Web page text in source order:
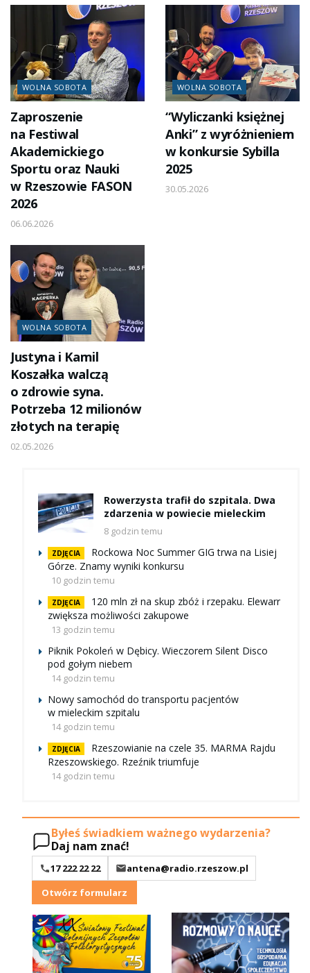
WOLNA SOBOTA
Zaproszenie
na Festiwal
Akademickiego
Sportu oraz Nauki
w Rzeszowie FASON
2026
06.06.2026
WOLNA SOBOTA
“Wyliczanki księżnej
Anki” z wyróżnieniem
w konkursie Sybilla
2025
30.05.2026
WOLNA SOBOTA
Justyna i Kamil
Koszałka walczą
o zdrowie syna.
Potrzeba 12 milionów
złotych na terapię
02.05.2026
Rowerzysta trafił do szpitala. Dwa
zdarzenia w powiecie mieleckim
8 godzin temu
ZDJĘCIA
Rockowa Noc Summer GIG trwa na Lisiej
Górze. Znamy wyniki konkursu
10 godzin temu
ZDJĘCIA
120 mln zł na skup zbóż i rzepaku. Elewarr
zwiększa możliwości zakupowe
13 godzin temu
Piknik Pokoleń w Dębicy. Wieczorem Silent Disco
pod gołym niebem
14 godzin temu
Nowy samochód do transportu pacjentów
w mieleckim szpitalu
14 godzin temu
ZDJĘCIA
Rzeszowianie na czele 35. MARMA Rajdu
Rzeszowskiego. Rzeźnik triumfuje
14 godzin temu
Byłeś świadkiem ważnego wydarzenia?
Daj nam znać!
17 222 22 22
antena@radio.rzeszow.pl
Otwórz formularz